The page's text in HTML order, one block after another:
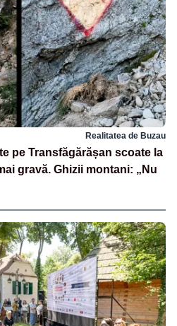
Realitatea de Buzau
pe Transfăgărășan scoate la
gravă. Ghizii montani: „Nu